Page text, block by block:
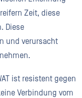
Zeit, diese
Diese
und verursacht
ist resistent gegen
Verbindung vom